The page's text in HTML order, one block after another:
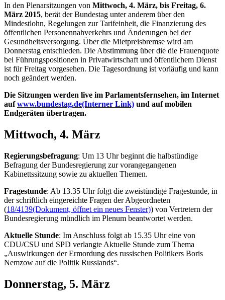
In den Plenarsitzungen von Mittwoch, 4. März, bis Freitag, 6.
März 2015, berät der Bundestag unter anderem über den
Mindestlohn, Regelungen zur Tarifeinheit, die Finanzierung des
öffentlichen Personennahverkehrs und Änderungen bei der
Gesundheitsversorgung. Über die Mietpreisbremse wird am
Donnerstag entschieden. Die Abstimmung über die die Frauenquote
bei Führungspositionen in Privatwirtschaft und öffentlichem Dienst
ist für Freitag vorgesehen. Die Tagesordnung ist vorläufig und kann
noch geändert werden.
Die Sitzungen werden live im Parlamentsfernsehen, im Internet
aufwww.bundestag.de(Interner Link) und auf mobilen
Endgeräten übertragen.
Mittwoch, 4. März
Regierungsbefragung: Um 13 Uhr beginnt die halbstündige
Befragung der Bundesregierung zur vorangegangenen
Kabinettssitzung sowie zu aktuellen Themen.
Fragestunde: Ab 13.35 Uhr folgt die zweistündige Fragestunde, in
der schriftlich eingereichte Fragen der Abgeordneten
(18/4139(Dokument, öffnet ein neues Fenster)) von Vertretern der
Bundesregierung mündlich im Plenum beantwortet werden.
Aktuelle Stunde: Im Anschluss folgt ab 15.35 Uhr eine von
CDU/CSU und SPD verlangte Aktuelle Stunde zum Thema
„Auswirkungen der Ermordung des russischen Politikers Boris
Nemzow auf die Politik Russlands“.
Donnerstag, 5. März